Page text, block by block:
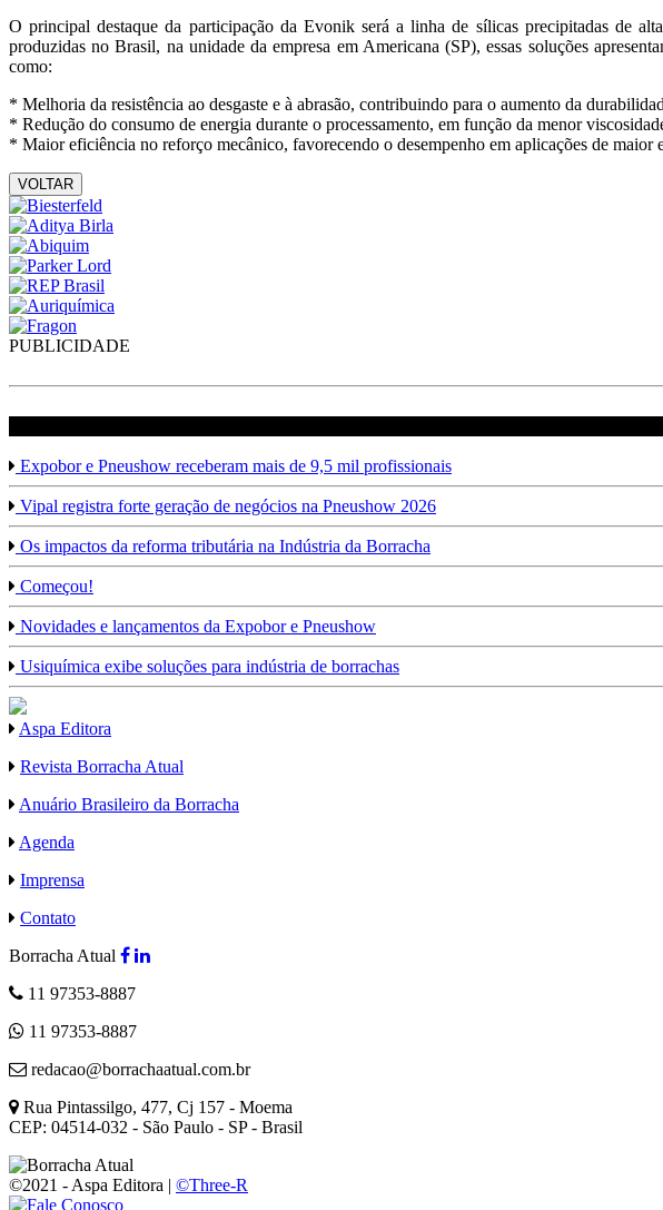
O principal destaque da participação da Evonik será a linha de sílicas precipitadas de
produzidas no Brasil, na unidade da empresa em Americana (SP), essas soluções
como:
* Melhoria da resistência ao desgaste e à abrasão, contribuindo para o aumento da
* Redução do consumo de energia durante o processamento, em função da menor
* Maior eficiência no reforço mecânico, favorecendo o desempenho em aplicações de maior
VOLTAR
PUBLICIDADE
Expobor e Pneushow receberam mais de 9,5 mil profissionais
Vipal registra forte geração de negócios na Pneushow 2026
Os impactos da reforma tributária na Indústria da Borracha
Começou!
Novidades e lançamentos da Expobor e Pneushow
Usiquímica exibe soluções para indústria de borrachas
Aspa Editora
Revista Borracha Atual
Anuário Brasileiro da Borracha
Agenda
Imprensa
Contato
Borracha Atual
11 97353-8887
11 97353-8887
redacao@borrachaatual.com.br
Rua Pintassilgo, 477, Cj 157 - Moema
CEP: 04514-032 - São Paulo - SP - Brasil
©2021 - Aspa Editora | ©Three-R